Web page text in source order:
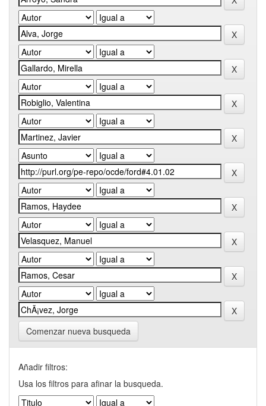
Comenzar nueva busqueda
Añadir filtros:
Usa los filtros para afinar la busqueda.